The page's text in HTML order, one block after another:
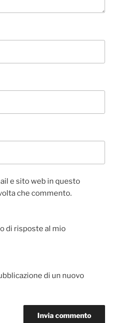
e sito web in questo
che commento.
di risposte al mio
di un nuovo